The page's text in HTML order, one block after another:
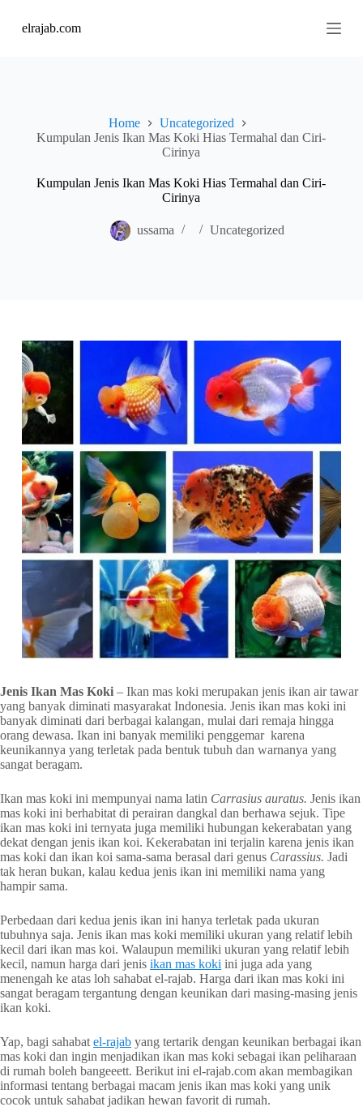
kelrajab.com
Home
Uncategorized
Kumpulan Jenis Ikan Mas Koki Hias Termahal dan Ciri-
Cirinya
Kumpulan Jenis Ikan Mas Koki Hias Termahal dan Ciri-
Cirinya
ussama Uncategorized
Jenis Ikan Mas Koki – Ikan mas koki merupakan jenis ikan air tawar
yang banyak diminati masyarakat Indonesia. Jenis ikan mas koki ini
banyak diminati dari berbagai kalangan, mulai dari remaja hingga
orang dewasa. Ikan ini banyak memiliki penggemar karena
keunikannya yang terletak pada bentuk tubuh dan warnanya yang
sangat beragam.
Ikan mas koki ini mempunyai nama latin Carrasius auratus. Jenis ikan
mas koki ini berhabitat di perairan dangkal dan berhawa sejuk. Tipe
ikan mas koki ini ternyata juga memiliki hubungan kekerabatan yang
dekat dengan jenis ikan koi. Kekerabatan ini terjalin karena jenis ikan
mas koki dan ikan koi sama-sama berasal dari genus Carassius. Jadi
tak heran bukan, kalau kedua jenis ikan ini memiliki nama yang
hampir sama.
Perbedaan dari kedua jenis ikan ini hanya terletak pada ukuran
tubuhnya saja. Jenis ikan mas koki memiliki ukuran yang relatif lebih
kecil dari ikan mas koi. Walaupun memiliki ukuran yang relatif lebih
kecil, namun harga dari jenis ikan mas koki ini juga ada yang
menengah ke atas loh sahabat el-rajab. Harga dari ikan mas koki ini
sangat beragam tergantung dengan keunikan dari masing-masing jenis
ikan koki.
Yap, bagi sahabat el-rajab yang tertarik dengan keunikan berbagai ikan
mas koki dan ingin menjadikan ikan mas koki sebagai ikan peliharaan
di rumah boleh bangeeett. Berikut ini el-rajab.com akan membagikan
informasi tentang berbagai macam jenis ikan mas koki yang unik
cocok untuk sahabat jadikan hewan favorit di rumah.